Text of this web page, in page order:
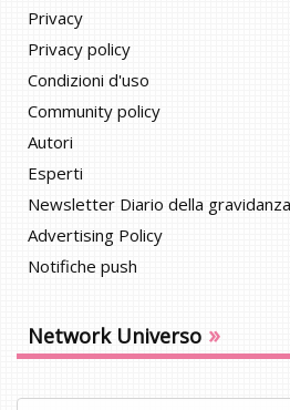
Privacy
Privacy policy
Condizioni d'uso
Community policy
Autori
Esperti
Newsletter Diario della gravidanza
Advertising Policy
Notifiche push
Network Universo »